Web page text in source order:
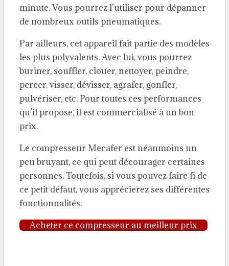
minute. Vous pourrez l’utiliser pour dépanner
de nombreux outils pneumatiques.
Par ailleurs, cet appareil fait partie des modèles
les plus polyvalents. Avec lui, vous pourrez
buriner, souffler, clouer, nettoyer, peindre,
percer, visser, dévisser, agrafer, gonfler,
pulvériser, etc. Pour toutes ces performances
qu’il propose, il est commercialisé à un bon
prix.
Le compresseur Mecafer est néanmoins un
peu bruyant, ce qui peut décourager certaines
personnes. Toutefois, si vous pouvez faire fi de
ce petit défaut, vous apprécierez ses différentes
fonctionnalités.
Acheter ce compresseur au meilleur prix